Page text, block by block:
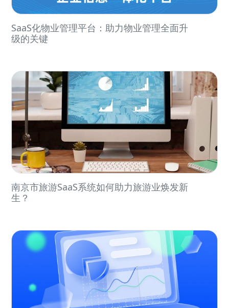
SaaS化物业管理平台：助力物业管理全面升
级的关键
南京市旅游SaaS系统如何助力旅游业焕发新
生？